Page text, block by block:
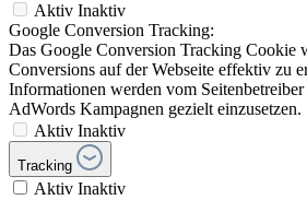
Aktiv Inaktiv
Google Conversion Tracking:
Das Google Conversion Tracking Cookie
Conversions auf der Webseite effektiv zu
Informationen werden vom
AdWords Kampagnen gezielt einzusetzen.
Aktiv Inaktiv
Tracking
Aktiv Inaktiv